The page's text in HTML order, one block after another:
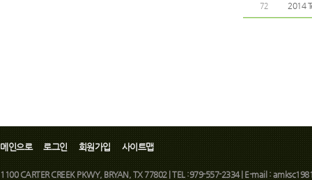
72 2014
메인으로 로그인 회원가입 사이트맵
1100 CARTER CREEK PKWY, BRYAN, TX 77802 | TEL :979-557-2334 | E-mail :